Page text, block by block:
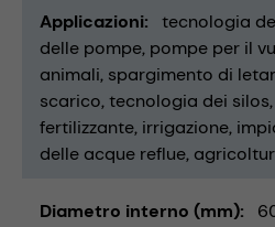
Applicazioni tecnologia
delle pompe pompe per il
animali spargimento di
scarico tecnologia dei silos
fertilizzante irrigazione
delle acque reflue
Diametro interno (mm)